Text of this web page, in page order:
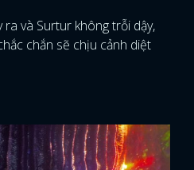
và Surtur không trỗi dậy,
chắn sẽ chịu cảnh diệt